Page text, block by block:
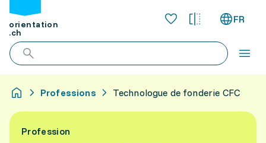
orientation
.ch
FR
Professions Technologue de fonderie CFC
Profession